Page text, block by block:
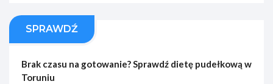
SPRAWDŹ
Brak czasu na gotowanie? Sprawdź dietę pudełkową w
Toruniu